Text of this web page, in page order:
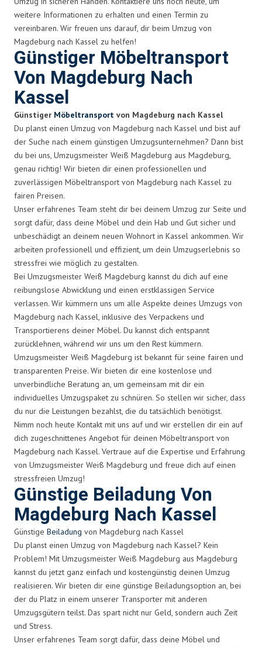
weitere Informationen zu erhalten und einen Termin zu
vereinbaren. Wir freuen uns darauf, dir beim Umzug von
Magdeburg nach Kassel zu helfen!
Günstiger Möbeltransport
Von Magdeburg Nach
Kassel
Günstiger Möbeltransport von Magdeburg nach Kassel
Du planst einen Umzug von Magdeburg nach Kassel und bist auf
der Suche nach einem günstigen Umzugsunternehmen? Dann bist
du bei uns, Umzugsmeister Weiß Magdeburg aus Magdeburg,
genau richtig! Wir bieten dir einen professionellen und
zuverlässigen Möbeltransport von Magdeburg nach Kassel zu
fairen Preisen.
Unser erfahrenes Team steht dir bei deinem Umzug zur Seite und
sorgt dafür, dass deine Möbel und dein Hab und Gut sicher und
unbeschädigt an deinem neuen Wohnort in Kassel ankommen. Wir
arbeiten professionell und effizient, um dein Umzugserlebnis so
stressfrei wie möglich zu gestalten.
Bei Umzugsmeister Weiß Magdeburg kannst du dich auf eine
reibungslose Abwicklung und einen erstklassigen Service
verlassen. Wir kümmern uns um alle Aspekte deines Umzugs von
Magdeburg nach Kassel, inklusive des Verpackens und
Transportierens deiner Möbel. Du kannst dich entspannt
zurücklehnen, während wir uns um den Rest kümmern.
Umzugsmeister Weiß Magdeburg ist bekannt für seine fairen und
transparenten Preise. Wir bieten dir eine kostenlose und
unverbindliche Beratung an, um gemeinsam mit dir ein
individuelles Umzugspaket zu schnüren. So stellen wir sicher, dass
du nur die Leistungen bezahlst, die du tatsächlich benötigst.
Nimm noch heute Kontakt mit uns auf und wir erstellen dir ein auf
dich zugeschnittenes Angebot für deinen Möbeltransport von
Magdeburg nach Kassel. Vertraue auf die Expertise und Erfahrung
von Umzugsmeister Weiß Magdeburg und freue dich auf einen
stressfreien Umzug!
Günstige Beiladung Von
Magdeburg Nach Kassel
Günstige Beiladung von Magdeburg nach Kassel
Du planst einen Umzug von Magdeburg nach Kassel? Kein
Problem! Mit Umzugsmeister Weiß Magdeburg aus Magdeburg
kannst du jetzt ganz einfach und kostengünstig deinen Umzug
realisieren. Wir bieten dir eine günstige Beiladungsoption an, bei
der du Platz in einem unserer Transporter mit anderen
Umzugsgütern teilst. Das spart nicht nur Geld, sondern auch Zeit
und Stress.
Unser erfahrenes Team sorgt dafür, dass deine Möbel und